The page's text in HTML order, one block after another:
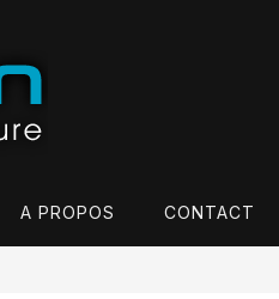
A PROPOS CONTACT